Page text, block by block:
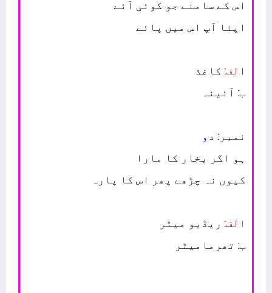
اس کے سامنے جو کوئی آئے
اپنا آپ اس میں پائے
ا لف: کاغذ
ب: آئینہ
نمبر: دو
ہو اگر بخار کا مارا
کیوں نہ چڑھے پھر اس کا پارہ
الف: ریڈیو میٹر
ب: تھرمامیٹر